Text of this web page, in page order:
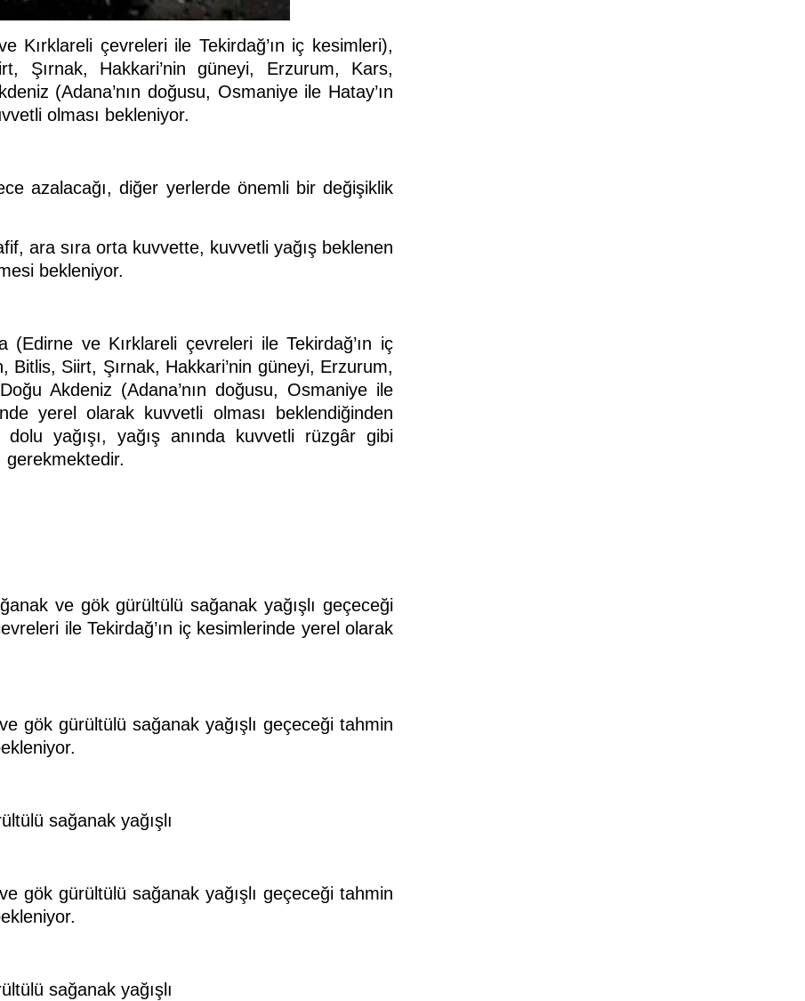
Kırklareli çevreleri ile Tekirdağ’ın iç kesimleri),
Şırnak, Hakkari’nin güneyi, Erzurum, Kars,
(Adana’nın doğusu, Osmaniye ile Hatay’ın
olması bekleniyor.
azalacağı, diğer yerlerde önemli bir değişiklik
ara sıra orta kuvvette, kuvvetli yağış beklenen
bekleniyor.
(Edirne ve Kırklareli çevreleri ile Tekirdağ’ın iç
Siirt, Şırnak, Hakkari’nin güneyi, Erzurum,
Akdeniz (Adana’nın doğusu, Osmaniye ile
yerel olarak kuvvetli olması beklendiğinden
yağışı, yağış anında kuvvetli rüzgâr gibi
gerekmektedir.
ve gök gürültülü sağanak yağışlı geçeceği
ile Tekirdağ’ın iç kesimlerinde yerel olarak
gök gürültülü sağanak yağışlı geçeceği tahmin
sağanak yağışlı
gök gürültülü sağanak yağışlı geçeceği tahmin
sağanak yağışlı